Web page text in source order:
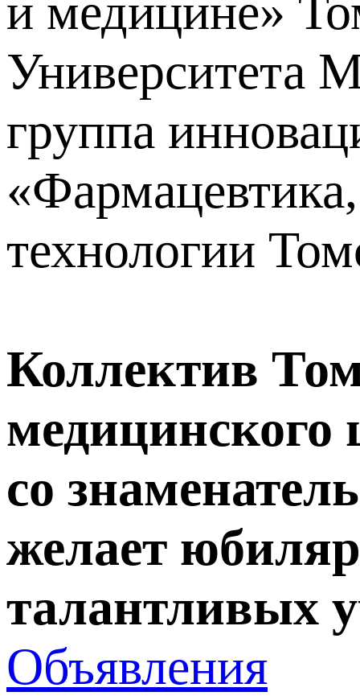
и медицине»
Университета
группа
технологии
Коллектив
медицинского
со
желает
талантливых
Объявления